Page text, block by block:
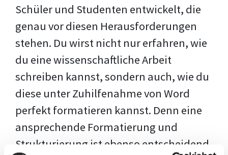
Schüler und Studenten entwickelt, die
genau vor diesen Herausforderungen
stehen. Du wirst nicht nur erfahren, wie
du eine wissenschaftliche Arbeit
schreiben kannst, sondern auch, wie du
diese unter Zuhilfenahme von Word
perfekt formatieren kannst. Denn eine
ansprechende Formatierung und
Strukturierung ist ebenso entscheidend